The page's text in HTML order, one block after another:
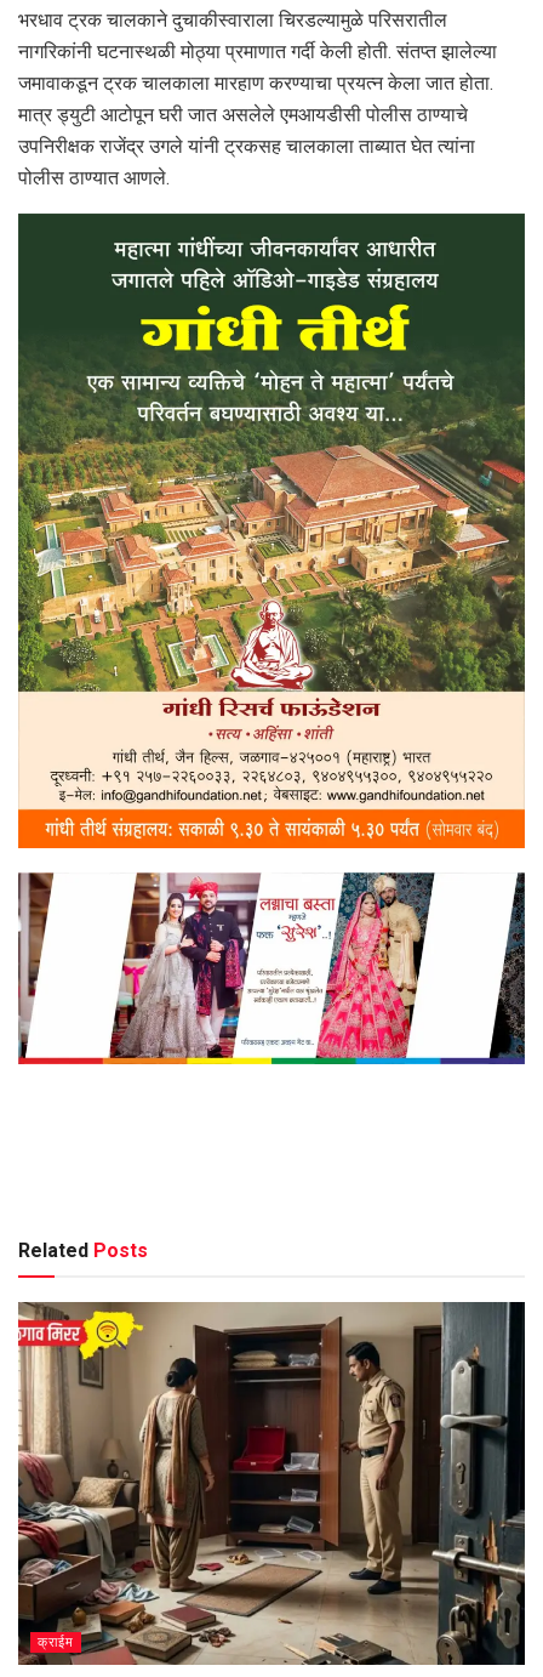
भरधाव ट्रक चालकाने दुचाकीस्वाराला चिरडल्यामुळे परिसरातील
नागरिकांनी घटनास्थळी मोठ्या प्रमाणात गर्दी केली होती. संतप्त झालेल्या
जमावाकडून ट्रक चालकाला मारहाण करण्याचा प्रयत्न केला जात होता.
मात्र ड्युटी आटोपून घरी जात असलेले एमआयडीसी पोलीस ठाण्याचे
उपनिरीक्षक राजेंद्र उगले यांनी ट्रकसह चालकाला ताब्यात घेत त्यांना
पोलीस ठाण्यात आणले.
Related Posts
क्राईम